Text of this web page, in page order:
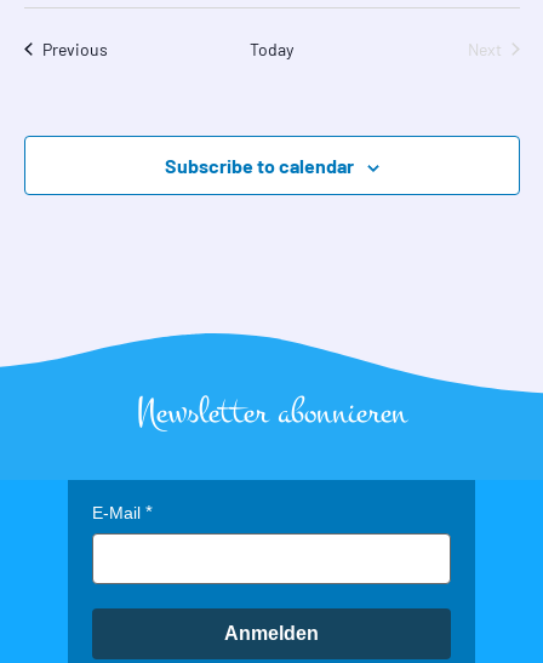
PreviousEvents Today Next
Subscribe to calendar
Newsletter abonnieren
E-Mail
Anmelden